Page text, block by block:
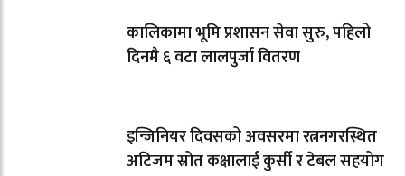
कालिकामा भूमि प्रशासन सेवा सुरु, पहिलो
दिनमै ६ वटा लालपुर्जा वितरण
इन्जिनियर दिवसको अवसरमा रत्ननगरस्थित
अटिजम स्रोत कक्षालाई कुर्सी र टेबल सहयोग